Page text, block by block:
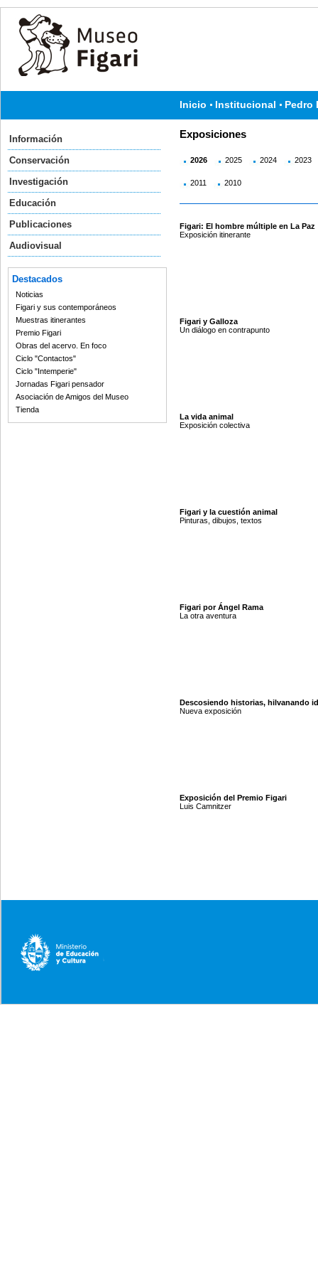
Inicio Institucional Pedro
Información
Conservación
Investigación
Educación
Publicaciones
Audiovisual
Destacados
Noticias
Figari y sus contemporáneos
Muestras itinerantes
Premio Figari
Obras del acervo. En foco
Ciclo "Contactos"
Ciclo "Intemperie"
Jornadas Figari pensador
Asociación de Amigos del Museo
Tienda
Exposiciones
2026 2025 2024 2023
2011 2010
Figari: El hombre múltiple en La Paz
Exposición itinerante
Figari y Galloza
Un diálogo en contrapunto
La vida animal
Exposición colectiva
Figari y la cuestión animal
Pinturas, dibujos, textos
Figari por Ángel Rama
La otra aventura
Descosiendo historias, hilvanando
Nueva exposición
Exposición del Premio Figari
Luis Camnitzer